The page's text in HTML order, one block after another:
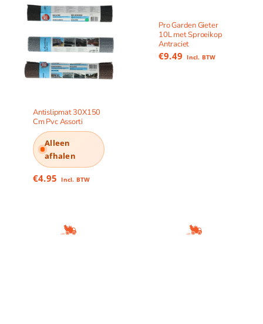
Antislipmat 30X150
Cm Pvc Assorti
Alleen
afhalen
€4.95 Incl. BTW
Pro Garden Gieter
10L met Sproeikop
Antraciet
€9.49 Incl. BTW